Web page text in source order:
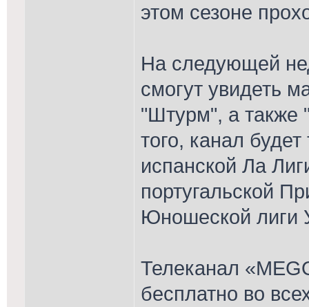
этом сезоне
На следующей
смогут увидеть
"Штурм", а также
того, канал
испанской Ла
португальской
Юношеской лиги
Телеканал
бесплатно во